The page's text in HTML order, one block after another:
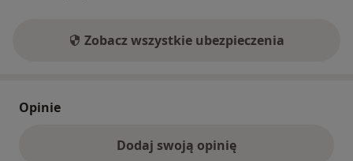
Zobacz wszystkie ubezpieczenia
Opinie
Dodaj swoją opinię